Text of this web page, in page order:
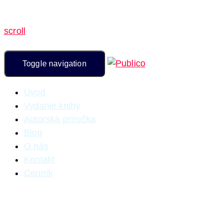
scroll
Toggle navigation
Úvod
Vydanie knihy
Autorská príručka
Blog
O nás
Kontakt
Cenník